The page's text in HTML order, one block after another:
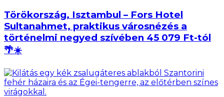
Törökország, Isztambul – Fors Hotel
Sultanahmet, praktikus városnézés a
történelmi negyed szívében 45 079 Ft-tól
🌴☀️